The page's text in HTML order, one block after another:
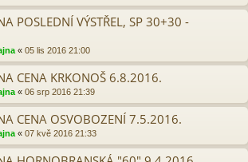
POSLEDNÍ VÝSTŘEL, SP 30+30 -
« 05 lis 2016 21:00
CENA KRKONOŠ 6.8.2016.
« 06 srp 2016 21:39
CENA OSVOBOZENÍ 7.5.2016.
« 07 kvě 2016 21:33